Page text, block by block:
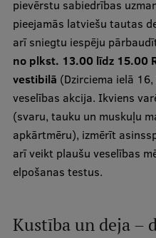
Ilgtspējīga attīstība
Studiju un vides
Dati par 2025. gadu
Suvenīri un grāmatas
Mūžizglītība
Ētikas un līdztiesības
pievērstu sabiedrības
pieejamās latviešu tautas
arī sniegtu iespēju
no plkst. 13.00 līdz 15.00
vestibilā (Dzirciema ielā
veselības akcija. Ikviens
(svaru, tauku un muskuļu
apkārtmēru), izmērīt
arī veikt plaušu veselības
elpošanas testus.
Kustība un deja –